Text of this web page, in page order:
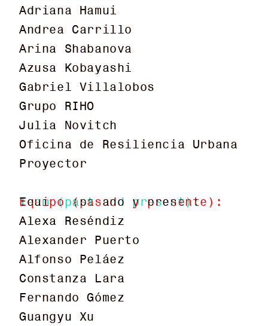
Adriana Hamui
Andrea Carrillo
Arina Shabanova
Azusa Kobayashi
Gabriel Villalobos
Grupo RIHO
Julia Novitch
Oficina de Resiliencia Urbana
Proyector
Team (past and present):
Alexa Reséndiz
Alexander Puerto
Alfonso Peláez
Constanza Lara
Fernando Gómez
Guangyu Xu
Adriana Hamui
Andrea Carrillo
Arina Shabanova
Azusa Kobayashi
Gabriel Villalobos
Grupo RIHO
Julia Novitch
Oficina de Resiliencia Urbana
Proyector
Equipo (pasado y presente):
Alexa Reséndiz
Alexander Puerto
Alfonso Peláez
Constanza Lara
Fernando Gómez
Guangyu Xu